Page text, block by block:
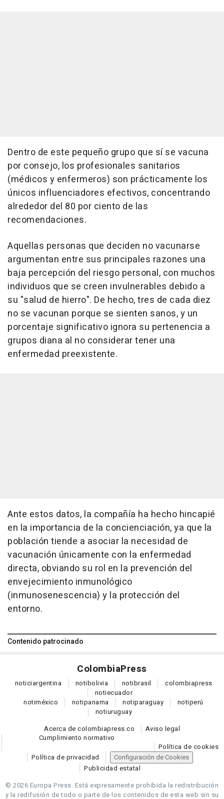
Dentro de este pequeño grupo que sí se vacuna
por consejo, los profesionales sanitarios
(médicos y enfermeros) son prácticamente los
únicos influenciadores efectivos, concentrando
alrededor del 80 por ciento de las
recomendaciones.
Aquellas personas que deciden no vacunarse
argumentan entre sus principales razones una
baja percepción del riesgo personal, con muchos
individuos que se creen invulnerables debido a
su "salud de hierro". De hecho, tres de cada diez
no se vacunan porque se sienten sanos, y un
porcentaje significativo ignora su pertenencia a
grupos diana al no considerar tener una
enfermedad preexistente.
Ante estos datos, la compañía ha hecho hincapié
en la importancia de la concienciación, ya que la
población tiende a asociar la necesidad de
vacunación únicamente con la enfermedad
directa, obviando su rol en la prevención del
envejecimiento inmunológico
(inmunosenescencia) y la protección del
entorno.
Contenido patrocinado
ColombiaPress
noticiargentina notibolivia notibrasil colombiapress
notiecuador
notiméxico notipanama notiparaguay notiperú
notiuruguay
Acerca de colombiapress.co
Aviso legal
Cumplimiento normativo
Política de cookies
Política de privacidad
Configuración de Cookies
Publicidad estatal
© 2026 Europa Press. Está expresamente prohibida la redistribución
y la redifusión de todo o parte de los contenidos de esta web sin su